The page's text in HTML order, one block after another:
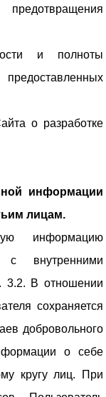
и полноты
о разработке
информации
лицам.
информацию
с внутренними
3.2. В отношении
сохраняется
добровольного
о себе
кругу лиц. При